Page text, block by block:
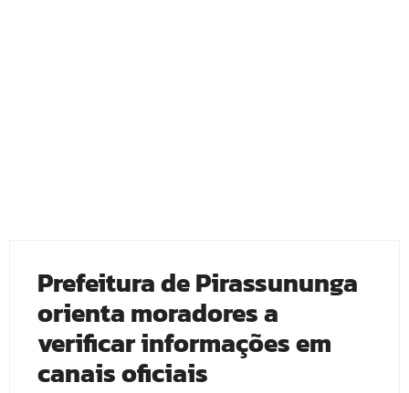
Prefeitura de Pirassununga
orienta moradores a
verificar informações em
canais oficiais